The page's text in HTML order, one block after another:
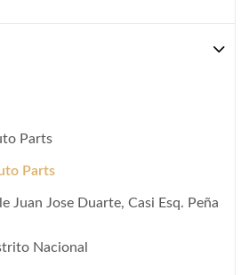
Parts
Parts
Juan Jose Duarte, Casi Esq. Peña
Nacional